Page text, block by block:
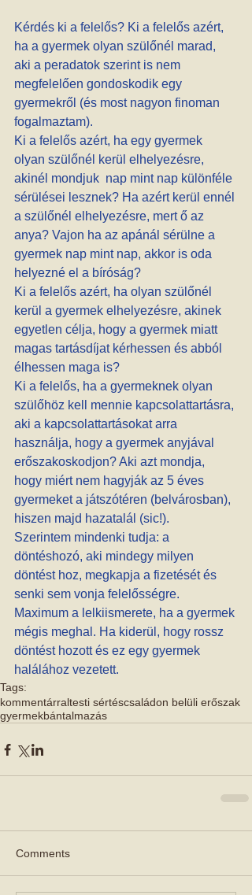
Kérdés ki a felelős? Ki a felelős azért,
ha a gyermek olyan szülőnél marad,
aki a peradatok szerint is nem
megfelelően gondoskodik egy
gyermekről (és most nagyon finoman
fogalmaztam).
Ki a felelős azért, ha egy gyermek
olyan szülőnél kerül elhelyezésre,
akinél mondjuk  nap mint nap különféle
sérülései lesznek? Ha azért kerül ennél
a szülőnél elhelyezésre, mert ő az
anya? Vajon ha az apánál sérülne a
gyermek nap mint nap, akkor is oda
helyezné el a bíróság?
Ki a felelős azért, ha olyan szülőnél
kerül a gyermek elhelyezésre, akinek
egyetlen célja, hogy a gyermek miatt
magas tartásdíjat kérhessen és abból
élhessen maga is?
Ki a felelős, ha a gyermeknek olyan
szülőhöz kell mennie kapcsolattartásra,
aki a kapcsolattartásokat arra
használja, hogy a gyermek anyjával
erőszakoskodjon? Aki azt mondja,
hogy miért nem hagyják az 5 éves
gyermeket a játszótéren (belvárosban),
hiszen majd hazatalál (sic!).
Szerintem mindenki tudja: a
döntéshozó, aki mindegy milyen
döntést hoz, megkapja a fizetését és
senki sem vonja felelősségre.
Maximum a lelkiismerete, ha a gyermek
mégis meghal. Ha kiderül, hogy rossz
döntést hozott és ez egy gyermek
halálához vezetett.
Tags:
kommentárraltesti sértéscsaládon belüli erőszak
gyermekbántalmazás
Comments